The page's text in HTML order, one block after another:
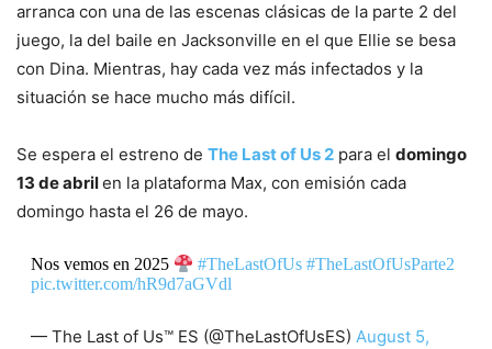
arranca con una de las escenas clásicas de la parte 2 del
juego, la del baile en Jacksonville en el que Ellie se besa
con Dina. Mientras, hay cada vez más infectados y la
situación se hace mucho más difícil.
Se espera el estreno de The Last of Us 2 para el domingo
13 de abrilen la plataforma Max, con emisión cada
domingo hasta el 26 de mayo.
Nos vemos en 2025 #TheLastOfUs #TheLastOfUsParte2
pic.twitter.com/hR9d7aGVdl
— The Last of Us™ ES (@TheLastOfUsES) August 5,